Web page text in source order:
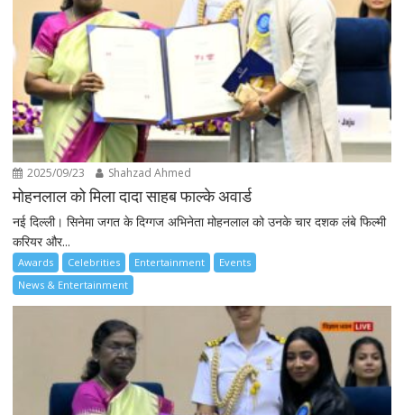
2025/09/23 Shahzad Ahmed
मोहनलाल को मिला दादा साहब फाल्के अवार्ड
नई दिल्ली। सिनेमा जगत के दिग्गज अभिनेता मोहनलाल को उनके चार दशक लंबे फिल्मी
करियर और...
Awards Celebrities Entertainment
Events
News & Entertainment